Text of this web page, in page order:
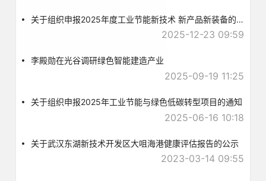
关于组织申报2025年度工业节能新技术 新产品新装备的通知
2025-12-23 09:59
李殿勋在光谷调研绿色智能建造产业
2025-09-19 11:25
关于组织申报2025年工业节能与绿色低碳转型项目的通知
2025-06-16 10:18
关于武汉东湖新技术开发区大咀海港健康评估报告的公示
2023-03-14 09:55